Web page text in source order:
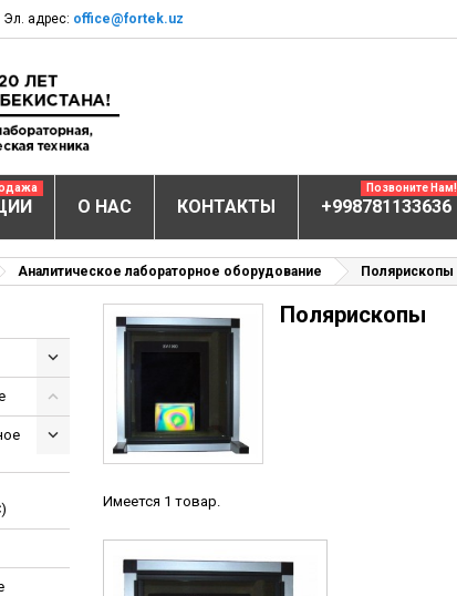
Эл. адрес: office@fortek.uz
МЕДИЦИНСКОЕ ОБОРУДОВАНИЕ
Анализаторы электролитов
Анализатор иммунофлюоресцентный
Анализаторы иммунохемилюминесцентные (ИХЛА)
Анализаторы мочи
Биохимические анализаторы
Видеокольпоскопы
Видеоэндоскопические системы
Гематологические анализаторы
Дефибрилляторы
О НАС КОНТАКТЫ +998781133636
Позвоните Нам!
Аналитическое лабораторное оборудование Полярископы
Полярископы
Имеется 1 товар.